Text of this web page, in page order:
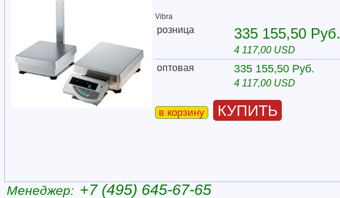
Vibra
розница 335 155,50 Руб.
4 117,00 USD
оптовая
335 155,50 Руб.
4 117,00 USD
в корзину КУПИТЬ
Менеджер: +7 (495) 645-67-65